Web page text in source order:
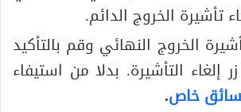
تأشيرة الخروج الدائم.
الخروج النهائي وقم بالتأكيد
إلغاء التأشيرة. بدلا من استيفاء
خاص.